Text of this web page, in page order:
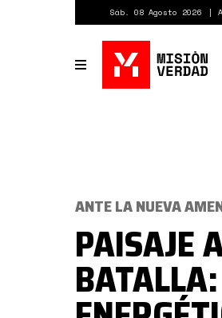
Sáb. 08 Agosto 2026
Toggle
navigation
ANTE LA NUEVA
PAISAJE